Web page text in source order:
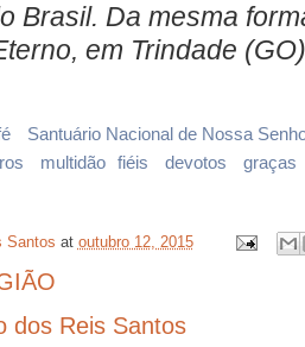
Brasil. Da mesma
em Trindade
Santuário Nacional de Nossa
multidão fiéis devotos graças
Santos at outubro 12, 2015
dos Reis Santos